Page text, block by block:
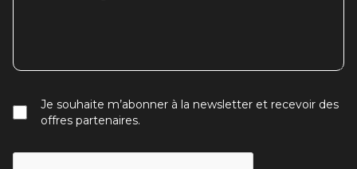
Je souhaite m’abonner à la newsletter et recevoir des
offres partenaires.